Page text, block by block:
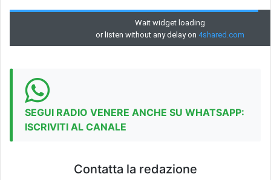
SEGUI RADIO VENERE ANCHE SU WHATSAPP:
ISCRIVITI AL CANALE
Contatta la redazione